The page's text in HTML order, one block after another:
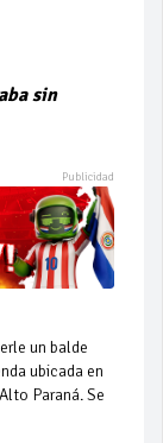
sin
un balde
ubicada en
Paraná. Se